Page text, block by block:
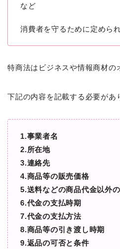
など
消費者を守るために定めら
特商法はビジネスや情報商材の
下記の内容を記載する必要があ
1.事業者名
2.所在地
3.連絡先
4.商品等の販売価格
5.送料などの商品代金以外
6.代金の支払時期
7.代金の支払方法
8.商品等の引き渡し時期
9.返品の可否と条件